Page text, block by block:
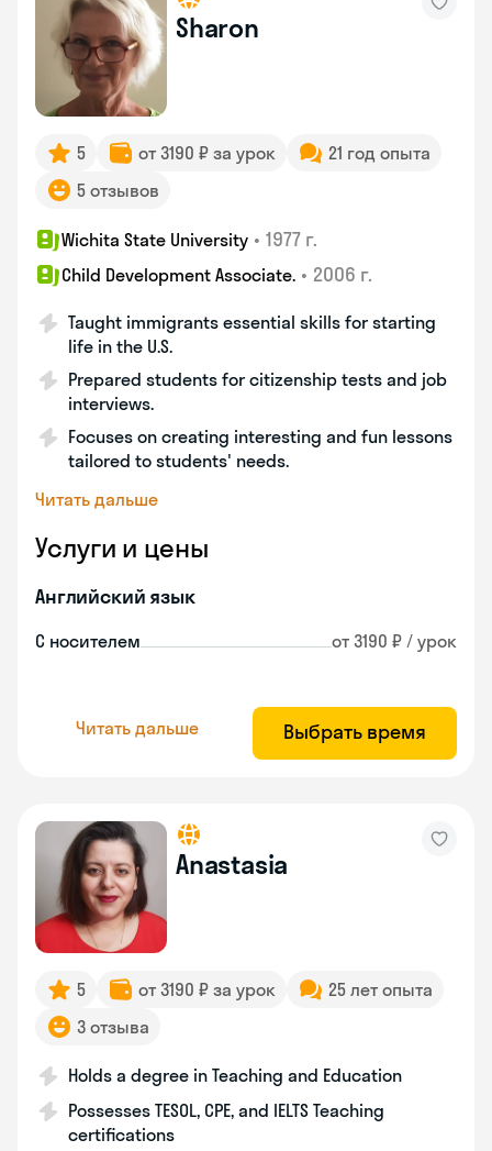
Sharon
5 от 3190 ₽ за урок
21 год опыта
5 отзывов
Wichita State University • 1977 г.
Child Development Associate. • 2006 г.
Taught immigrants essential skills for starting
life in the U.S.
Prepared students for citizenship tests and job
interviews.
Focuses on creating interesting and fun lessons
tailored to students' needs.
Читать дальше
Услуги и цены
Английский язык
С носителем от 3190 ₽ / урок
Читать дальше Выбрать время
Anastasia
5 от 3190 ₽ за урок
25 лет опыта
3 отзыва
Holds a degree in Teaching and Education
Possesses TESOL, CPE, and IELTS Teaching
certifications